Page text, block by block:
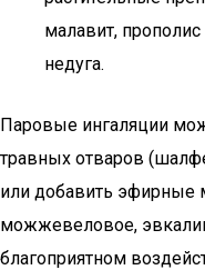
малавит,
недуга.
Паровые ингаляции
травных отваров
или добавить эфирные
можжевеловое,
благоприятном